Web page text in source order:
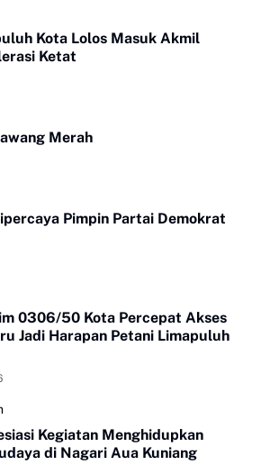
Kota Lolos Masuk Akmil
Ketat
Merah
Pimpin Partai Demokrat
0306/50 Kota Percepat Akses
Jadi Harapan Petani Limapuluh
Kegiatan Menghidupkan
di Nagari Aua Kuniang